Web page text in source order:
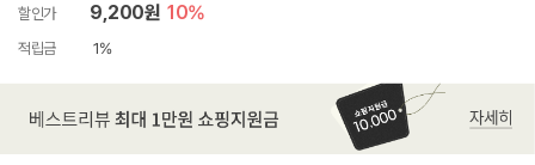
할인가
9,200원 10%
적립금 1%